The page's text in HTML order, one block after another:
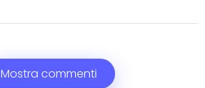
Mostra commenti